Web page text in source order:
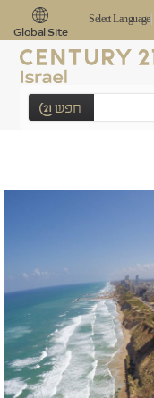
Select Language
Global Site
חפש